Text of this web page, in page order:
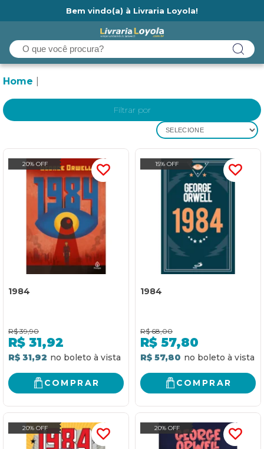
Bem vindo(a) à Livraria Loyola!
Home
Filtrar por
SELECIONE
20% OFF
1984
R$ 39,90
R$ 31,92
R$ 31,92
COMPRAR
15% OFF
1984
R$ 68,00
R$ 57,80
R$ 57,80
COMPRAR
20% OFF 20% OFF